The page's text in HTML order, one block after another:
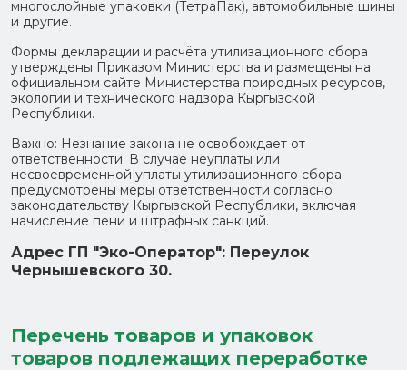
многослойные упаковки (ТетраПак), автомобильные шины
и другие.
Формы декларации и расчёта утилизационного сбора
утверждены Приказом Министерства и размещены на
официальном сайте Министерства природных ресурсов,
экологии и технического надзора Кыргызской
Республики.
Важно: Незнание закона не освобождает от
ответственности. В случае неуплаты или
несвоевременной уплаты утилизационного сбора
предусмотрены меры ответственности согласно
законодательству Кыргызской Республики, включая
начисление пени и штрафных санкций.
Адрес ГП "Эко-Оператор": Переулок
Чернышевского 30.
Перечень товаров и упаковок
товаров подлежащих переработке